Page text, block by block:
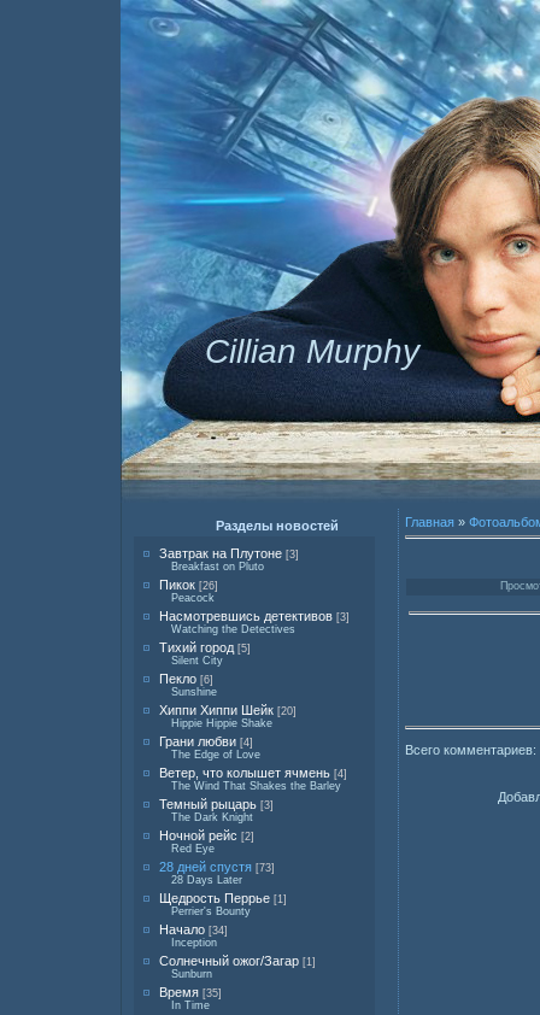
Cillian Murphy
Разделы новостей
Завтрак на Плутоне [3]
Breakfast on Pluto
Пикок [26]
Peacock
Насмотревшись детективов [3]
Watching the Detectives
Тихий город [5]
Silent City
Пекло [6]
Sunshine
Хиппи Хиппи Шейк [20]
Hippie Hippie Shake
Грани любви [4]
The Edge of Love
Ветер, что колышет ячмень [4]
The Wind That Shakes the Barley
Темный рыцарь [3]
The Dark Knight
Ночной рейс [2]
Red Eye
28 дней спустя [73]
28 Days Later
Щедрость Перрье [1]
Perrier's Bounty
Начало [34]
Inception
Солнечный ожог/Загар [1]
Sunburn
Время [35]
In Time
Главная »
Всего комментариев: